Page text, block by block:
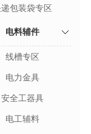
包装袋专区
电料辅件
线槽专区
电力金具
安全工器具
电工辅料